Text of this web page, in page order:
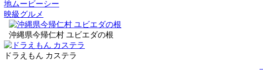
地ムービーシー
映級グルメ
沖縄県今帰仁村 ユビエダの根
ドラえもん カステラ